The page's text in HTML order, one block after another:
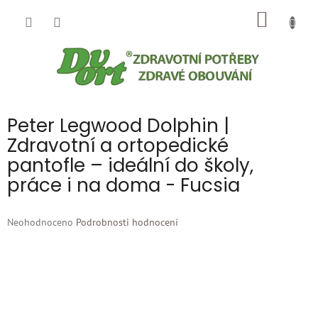
Peter Legwood Dolphin |
Zdravotní a ortopedické
pantofle – ideální do školy,
práce i na doma - Fucsia
Průměrné
Neohodnoceno Podrobnosti hodnocení